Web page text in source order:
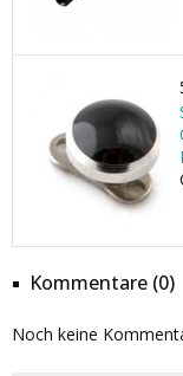
Kommentare (0)
Noch keine